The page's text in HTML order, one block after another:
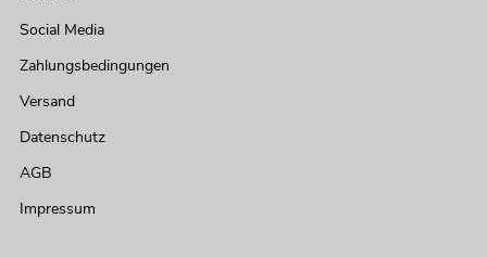
Social Media
Zahlungsbedingungen
Versand
Datenschutz
AGB
Impressum